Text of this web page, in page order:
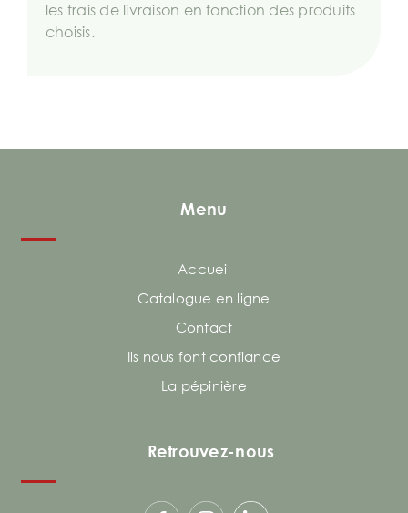
les frais de livraison en fonction des produits
choisis.
Menu
Accueil
Catalogue en ligne
Contact
Ils nous font confiance
La pépinière
Retrouvez-nous